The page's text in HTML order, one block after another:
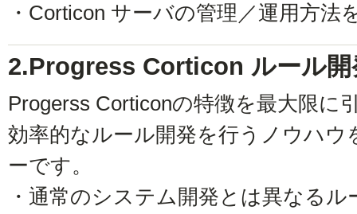
・Corticon サーバの管理／運用方法
2.Progress Corticon ルール開
Progerss Corticonの特徴を最大限に
効率的なルール開発を行うノウハウ
ーです。
・通常のシステム開発とは異なる